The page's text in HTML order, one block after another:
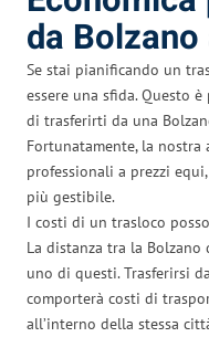
da
Se stai pianificando un
essere una sfida. Questo
di trasferirti da una
Fortunatamente, la
professionali a prezzi
più gestibile.
I costi di un trasloco
La distanza tra la
uno di questi. Trasferirsi
comporterà costi di
all’interno della stessa